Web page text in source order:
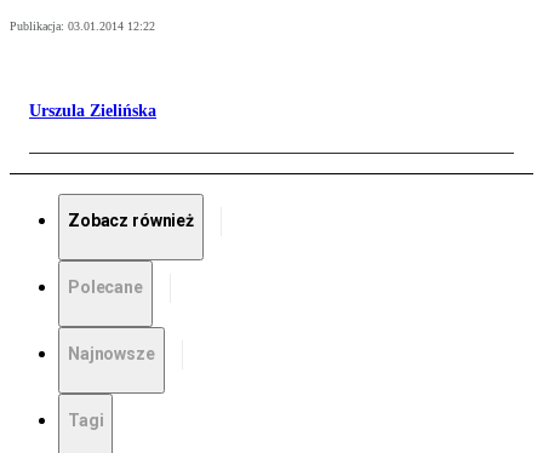
Publikacja: 03.01.2014 12:22
Urszula Zielińska
Zobacz również
Polecane
Najnowsze
Tagi